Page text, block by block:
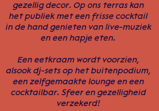
gezellig decor. Op ons terras kan
het publiek met een frisse cocktail
in de hand genieten van live-muziek
en een hapje eten.
Een eetkraam wordt voorzien,
alsook dj-sets op het buitenpodium,
een zelfgemaakte lounge en een
cocktailbar. Sfeer en gezelligheid
verzekerd!